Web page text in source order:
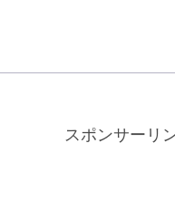
スポンサーリ